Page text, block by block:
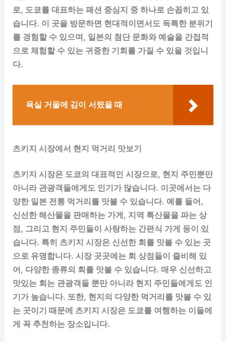
로, 도쿄를 대표하는 패션 중심지 중 하나로 손꼽히고 있
습니다. 이 곳을 방문하면 현대적이면서도 독특한 분위기
를 경험할 수 있으며, 일본의 첨단 문화와 예술을 간접적
으로 체험할 수 있는 귀중한 기회를 가질 수 있을 것입니
다.
욕실 거울에 김이 서렸을 때
츠키지 시장에서 현지 먹거리 맛보기
츠키지 시장은 도쿄의 대표적인 시장으로, 현지 주민뿐만
아니라 관광객들에게도 인기가 많습니다. 이곳에서는 다
양한 일본 전통 먹거리를 맛볼 수 있습니다. 예를 들어,
신선한 해산물을 판매하는 가게, 지역 특산물을 파는 상
점, 그리고 현지 주민들이 사랑하는 간편식 가게 등이 있
습니다. 특히 츠키지 시장은 신선한 회를 맛볼 수 있는 곳
으로 유명합니다. 시장 곳곳에는 회 상점들이 즐비해 있
어, 다양한 종류의 회를 맛볼 수 있습니다. 매우 신선하고
맛있는 회는 관광객들 뿐만 아니라 현지 주민들에게도 인
기가 높습니다. 또한, 현지의 다양한 먹거리를 맛볼 수 있
는 곳이기 때문에 츠키지 시장은 도쿄를 여행하는 이들에
게 꼭 추천하는 장소입니다.